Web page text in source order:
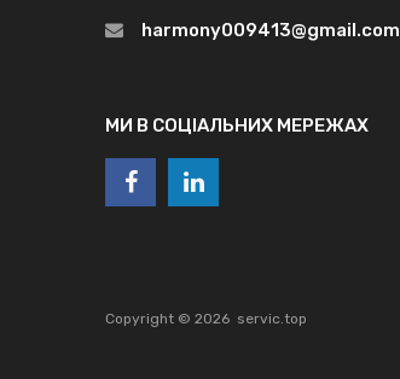
harmony009413@gmail.com
МИ В СОЦІАЛЬНИХ МЕРЕЖАХ
Copyright © 2026 servic.top